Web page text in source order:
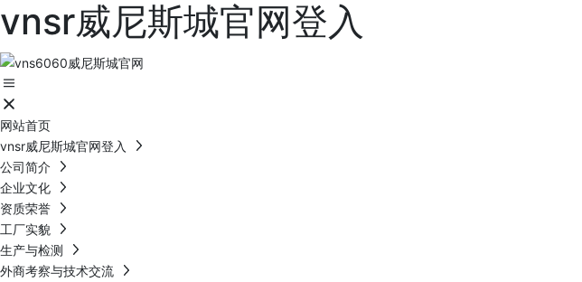
vnsr威尼斯城官网登入
网站首页
vnsr威尼斯城官网登入
公司简介
企业文化
资质荣誉
工厂实貌
生产与检测
外商考察与技术交流